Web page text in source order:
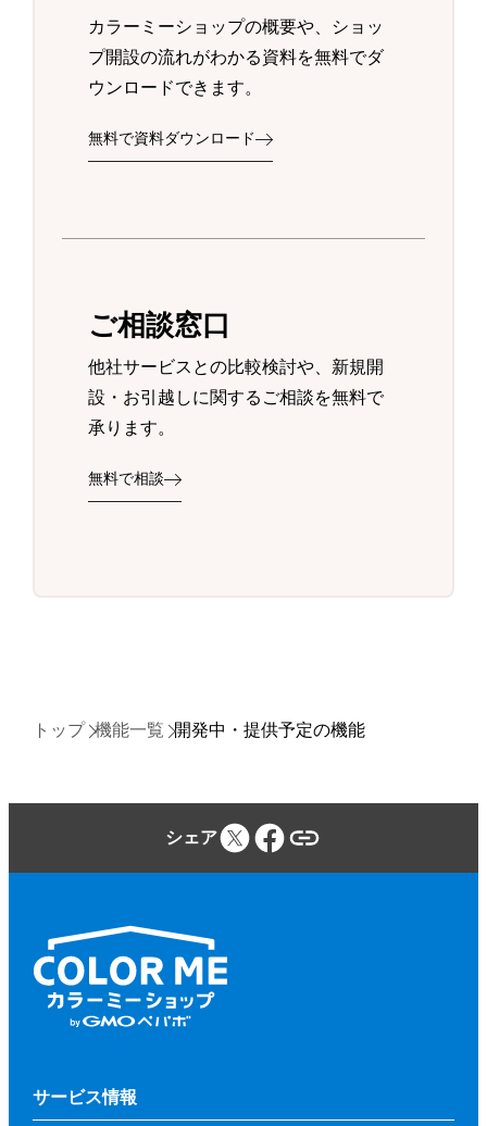
カラーミーショップの概要や、ショッ
プ開設の流れがわかる資料を無料でダ
ウンロードできます。
無料で資料ダウンロード
ご相談窓口
他社サービスとの比較検討や、新規開
設・お引越しに関するご相談を無料で
承ります。
無料で相談
トップ 機能一覧 開発中・提供予定の機能
シェア
サービス情報